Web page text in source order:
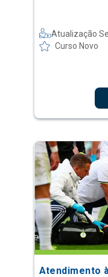
Atualização
Curso Novo
Atendimento